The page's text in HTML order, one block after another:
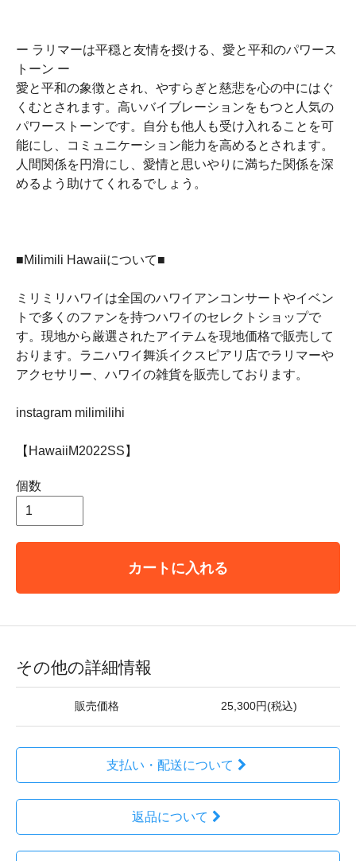
ー ラリマーは平穏と友情を授ける、愛と平和のパワース
トーン ー
愛と平和の象徴とされ、やすらぎと慈悲を心の中にはぐ
くむとされます。高いバイブレーションをもつと人気の
パワーストーンです。自分も他人も受け入れることを可
能にし、コミュニケーション能力を高めるとされます。
人間関係を円滑にし、愛情と思いやりに満ちた関係を深
めるよう助けてくれるでしょう。
■Milimili Hawaiiについて■
ミリミリハワイは全国のハワイアンコンサートやイベン
トで多くのファンを持つハワイのセレクトショップで
す。現地から厳選されたアイテムを現地価格で販売して
おります。ラニハワイ舞浜イクスピアリ店でラリマーや
アクセサリー、ハワイの雑貨を販売しております。
instagram milimilihi
【HawaiiM2022SS】
個数
カートに入れる
その他の詳細情報
販売価格 25,300円(税込)
支払い・配送について
返品について